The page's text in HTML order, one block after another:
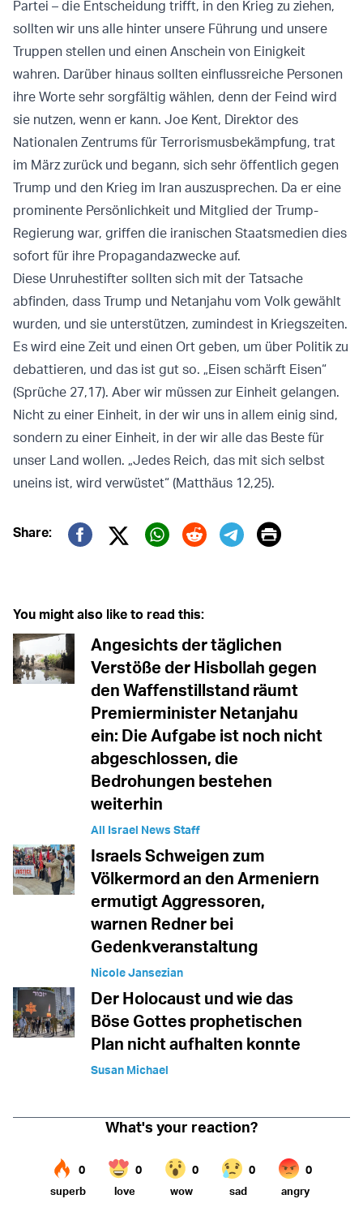
Partei – die Entscheidung trifft, in den Krieg zu ziehen,
sollten wir uns alle hinter unsere Führung und unsere
Truppen stellen und einen Anschein von Einigkeit
wahren. Darüber hinaus sollten einflussreiche Personen
ihre Worte sehr sorgfältig wählen, denn der Feind wird
sie nutzen, wenn er kann. Joe Kent, Direktor des
Nationalen Zentrums für Terrorismusbekämpfung, trat
im März zurück und begann, sich sehr öffentlich gegen
Trump und den Krieg im Iran auszusprechen. Da er eine
prominente Persönlichkeit und Mitglied der Trump-
Regierung war, griffen die iranischen Staatsmedien dies
sofort für ihre Propagandazwecke auf.
Diese Unruhestifter sollten sich mit der Tatsache
abfinden, dass Trump und Netanjahu vom Volk gewählt
wurden, und sie unterstützen, zumindest in Kriegszeiten.
Es wird eine Zeit und einen Ort geben, um über Politik zu
debattieren, und das ist gut so. „Eisen schärft Eisen“
(Sprüche 27,17). Aber wir müssen zur Einheit gelangen.
Nicht zu einer Einheit, in der wir uns in allem einig sind,
sondern zu einer Einheit, in der wir alle das Beste für
unser Land wollen. „Jedes Reich, das mit sich selbst
uneins ist, wird verwüstet“ (Matthäus 12,25).
Share:
Twitter (X)
Print
You might also like to read this:
Angesichts der täglichen
Verstöße der Hisbollah gegen
den Waffenstillstand räumt
Premierminister Netanjahu
ein: Die Aufgabe ist noch nicht
abgeschlossen, die
Bedrohungen bestehen
weiterhin
All Israel News Staff
Israels Schweigen zum
Völkermord an den Armeniern
ermutigt Aggressoren,
warnen Redner bei
Gedenkveranstaltung
Nicole Jansezian
Der Holocaust und wie das
Böse Gottes prophetischen
Plan nicht aufhalten konnte
Susan Michael